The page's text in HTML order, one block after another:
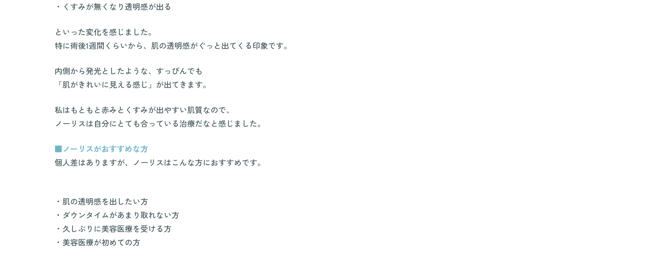
・くすみが無くなり透明感が出る
といった変化を感じました。
特に術後1週間くらいから、肌の透明感がぐっと出てくる印象です。
内側から発光としたような、すっぴんでも
「肌がきれいに見える感じ」が出てきます。
私はもともと赤みとくすみが出やすい肌質なので、
ノーリスは自分にとても合っている治療だなと感じました。
■ノーリスがおすすめな方
個人差はありますが、ノーリスはこんな方におすすめです。
・肌の透明感を出したい方
・ダウンタイムがあまり取れない方
・久しぶりに美容医療を受ける方
・美容医療が初めての方